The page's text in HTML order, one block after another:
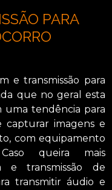
DE
PARA
e transmissão para
que no geral esta
uma tendência para
capturar imagens e
com equipamento
queira mais
e transmissão de
transmitir áudio e